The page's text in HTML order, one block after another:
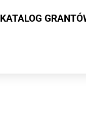
KATALOG